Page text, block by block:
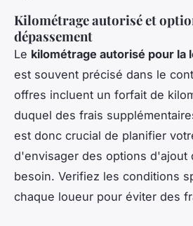
Kilométrage autorisé et
dépassement
Le kilométrage autorisé pour la
est souvent précisé dans le
offres incluent un forfait de
duquel des frais
est donc crucial de planifier
d'envisager des options d'ajout
besoin. Verifiez les conditions
chaque loueur pour éviter des